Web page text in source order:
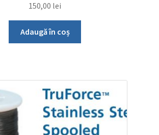
150,00 lei
Adaugă în coș